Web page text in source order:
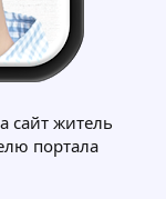
сайт житель
портала